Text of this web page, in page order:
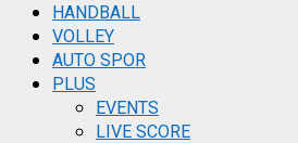
HANDBALL
VOLLEY
AUTO SPOR
PLUS
EVENTS
LIVE SCORE